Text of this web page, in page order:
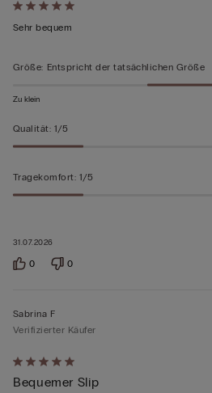
Mit
5
5
31.07.2026
Sehr bequem
Größe: Entspricht der tatsächlichen Größe
Zu klein
Qualität: 1/5
Tragekomfort: 1/5
0 0
Mit
5
Sabrina F
Verifizierter Käufer
Bequemer Slip